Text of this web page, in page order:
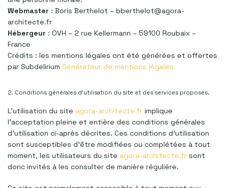
Webmaster : Boris Berthelot – bberthelot@agora-
architecte.fr
Hébergeur : OVH – 2 rue Kellermann – 59100 Roubaix –
France
Crédits : les mentions légales ont été générées et offertes
par Subdelirium Générateur de mentions légales
2. Conditions générales d’utilisation du site et des services proposés.
L’utilisation du site agora-architecte.fr implique
l’acceptation pleine et entière des conditions générales
d’utilisation ci-après décrites. Ces conditions d’utilisation
sont susceptibles d’être modifiées ou complétées à tout
moment, les utilisateurs du site agora-architecte.fr sont
donc invités à les consulter de manière régulière.